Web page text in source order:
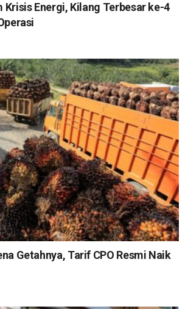
Krisis Energi, Kilang Terbesar ke-4
Getahnya, Tarif CPO Resmi Naik